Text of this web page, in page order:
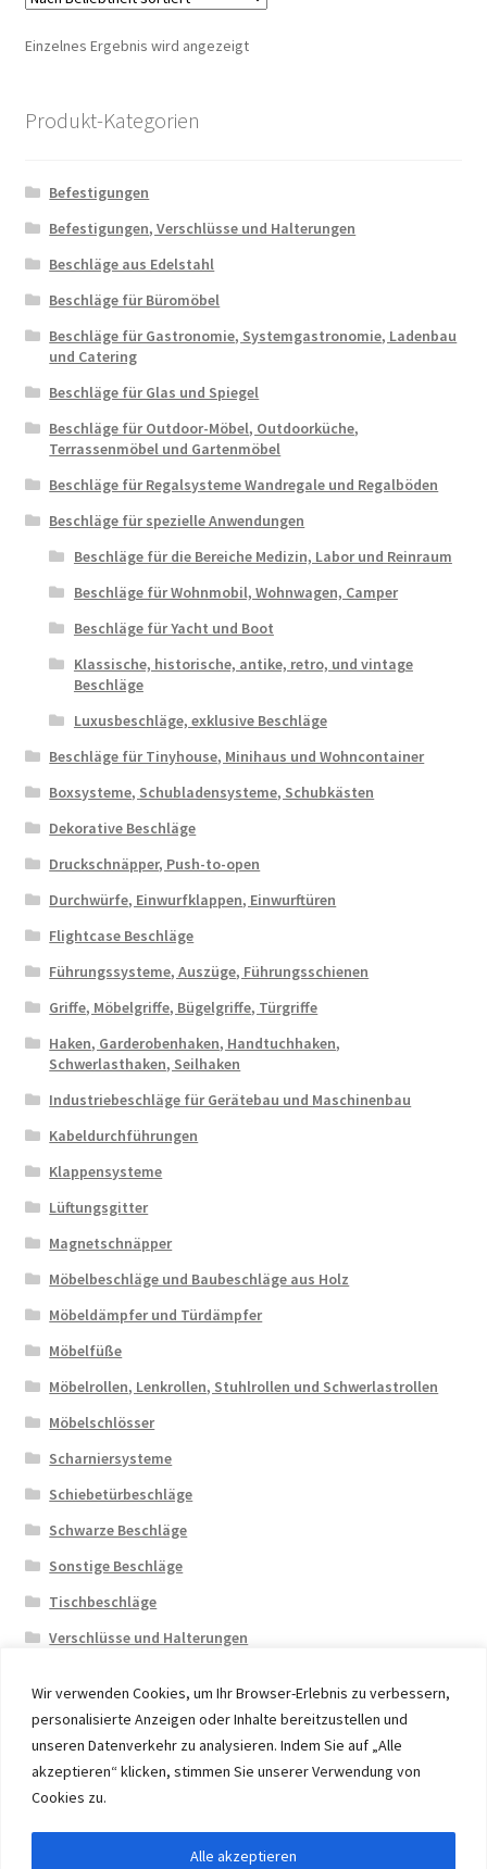
Wir verwenden Cookies, um Ihr Browser-Erlebnis zu verbessern,
personalisierte Anzeigen oder Inhalte bereitzustellen und
unseren Datenverkehr zu analysieren. Indem Sie auf „Alle
akzeptieren“ klicken, stimmen Sie unserer Verwendung von
Cookies zu.
Alle akzeptieren
Einzelnes Ergebnis wird angezeigt
Produkt-Kategorien
Befestigungen
Befestigungen, Verschlüsse und Halterungen
Beschläge aus Edelstahl
Beschläge für Büromöbel
Beschläge für Gastronomie, Systemgastronomie, Ladenbau
und Catering
Beschläge für Glas und Spiegel
Beschläge für Outdoor-Möbel, Outdoorküche,
Terrassenmöbel und Gartenmöbel
Beschläge für Regalsysteme Wandregale und Regalböden
Beschläge für spezielle Anwendungen
Beschläge für die Bereiche Medizin, Labor und Reinraum
Beschläge für Wohnmobil, Wohnwagen, Camper
Beschläge für Yacht und Boot
Klassische, historische, antike, retro, und vintage
Beschläge
Luxusbeschläge, exklusive Beschläge
Beschläge für Tinyhouse, Minihaus und Wohncontainer
Boxsysteme, Schubladensysteme, Schubkästen
Dekorative Beschläge
Druckschnäpper, Push-to-open
Durchwürfe, Einwurfklappen, Einwurftüren
Flightcase Beschläge
Führungssysteme, Auszüge, Führungsschienen
Griffe, Möbelgriffe, Bügelgriffe, Türgriffe
Haken, Garderobenhaken, Handtuchhaken,
Schwerlasthaken, Seilhaken
Industriebeschläge für Gerätebau und Maschinenbau
Kabeldurchführungen
Klappensysteme
Lüftungsgitter
Magnetschnäpper
Möbelbeschläge und Baubeschläge aus Holz
Möbeldämpfer und Türdämpfer
Möbelfüße
Möbelrollen, Lenkrollen, Stuhlrollen und Schwerlastrollen
Möbelschlösser
Scharniersysteme
Schiebetürbeschläge
Schwarze Beschläge
Sonstige Beschläge
Tischbeschläge
Verschlüsse und Halterungen
© 2026 Eruon Trade UG, Germany, member of the ERUON